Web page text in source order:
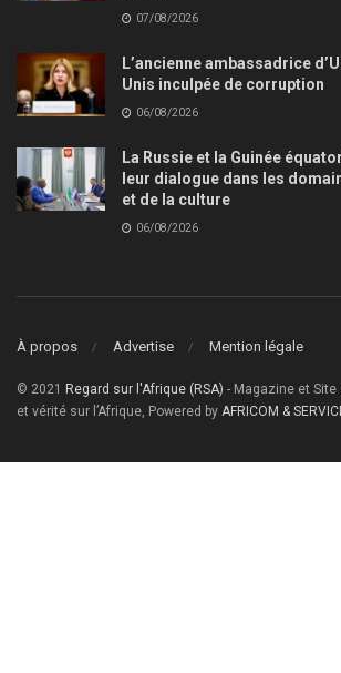
07/08/2026
L’ancienne ambassadrice
Unis inculpée de corruption
06/08/2026
La Russie et la Guinée
leur dialogue dans les
et de la culture
06/08/2026
À propos Advertise Mention légale
© 2021 Regard sur l'Afrique (RSA) - Magazine et
et vérité sur l’Afrique, Powered by AFRICOM &